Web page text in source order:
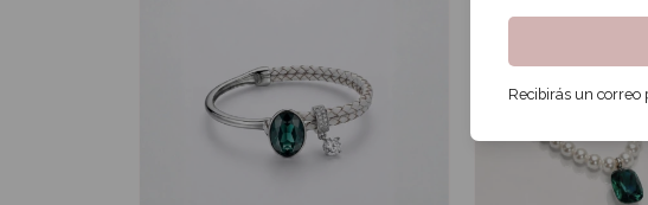
Recibirás un correo